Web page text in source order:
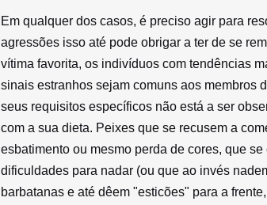
Em qualquer dos casos, é preciso agir para
agressões isso até pode obrigar a ter de se
vítima favorita, os indivíduos com tendências
sinais estranhos sejam comuns aos membros
seus requisitos específicos não está a ser
com a sua dieta. Peixes que se recusem a
esbatimento ou mesmo perda de cores, que
dificuldades para nadar (ou que ao invés
barbatanas e até dêem "esticões" para a